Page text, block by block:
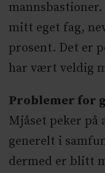
mitt eget fag,
prosent. Det er
har vært veldig
Problemer for
Mjåset peker på
generelt i
dermed er blitt